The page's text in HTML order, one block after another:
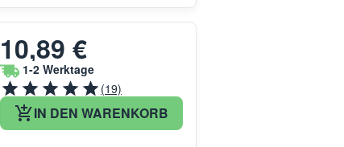
10,89 €
1-2 Werktage
(19)
IN DEN WARENKORB